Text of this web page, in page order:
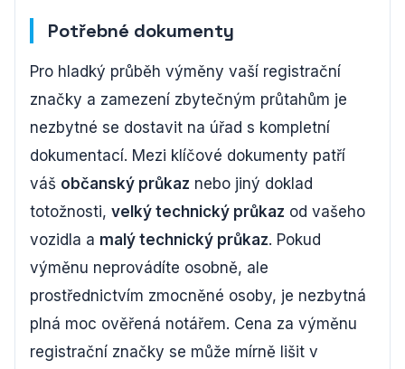
Potřebné dokumenty
Pro hladký průběh výměny vaší registrační
značky a zamezení zbytečným průtahům je
nezbytné se dostavit na úřad s kompletní
dokumentací. Mezi klíčové dokumenty patří
váš občanský průkaz nebo jiný doklad
totožnosti, velký technický průkaz od vašeho
vozidla a malý technický průkaz. Pokud
výměnu neprovádíte osobně, ale
prostřednictvím zmocněné osoby, je nezbytná
plná moc ověřená notářem. Cena za výměnu
registrační značky se může mírně lišit v